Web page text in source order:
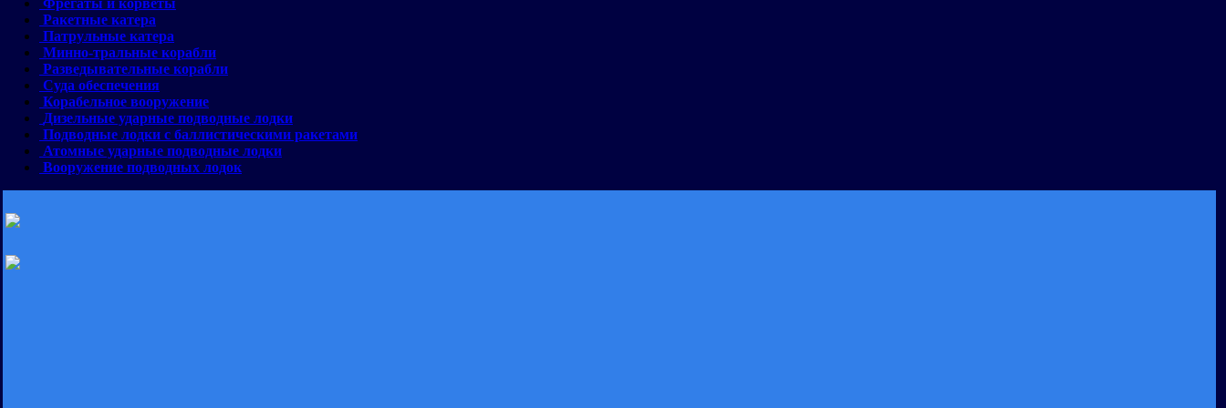
Ракетные катера
Патрульные катера
Минно-тральные корабли
Разведывательные корабли
Суда обеспечения
Корабельное вооружение
Дизельные ударные подводные лодки
Подводные лодки с баллистическими ракетами
Атомные ударные подводные лодки
Вооружение подводных лодок